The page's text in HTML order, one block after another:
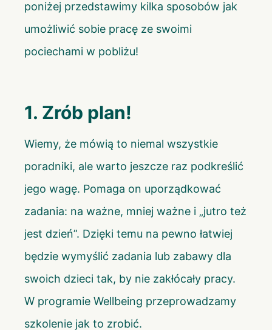
poniżej przedstawimy kilka sposobów jak
umożliwić sobie pracę ze swoimi
pociechami w pobliżu!
1. Zrób plan!
Wiemy, że mówią to niemal wszystkie
poradniki, ale warto jeszcze raz podkreślić
jego wagę. Pomaga on uporządkować
zadania: na ważne, mniej ważne i „jutro też
jest dzień”. Dzięki temu na pewno łatwiej
będzie wymyślić zadania lub zabawy dla
swoich dzieci tak, by nie zakłócały pracy.
W programie Wellbeing przeprowadzamy
szkolenie jak to zrobić.